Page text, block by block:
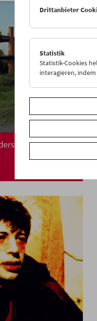
Drittanbieter
Statistik
Statistik-Cookies
interagieren,